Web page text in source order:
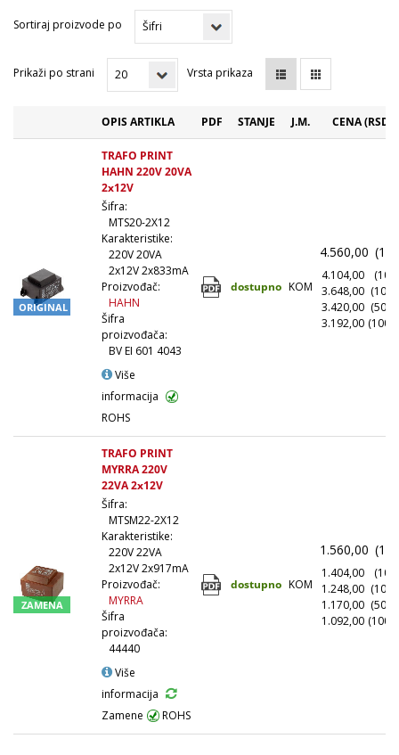
Sortiraj proizvode po
Prikaži po strani Vrsta prikaza
OPIS ARTIKLA PDF STANJE J.M. CENA (RSD)
ORIGINAL
TRAFO PRINT
HAHN 220V 20VA
2x12V
Šifra:
MTS20-2X12
Karakteristike:
220V 20VA
2x12V 2x833mA
Proizvođač:
HAHN
Šifra
proizvođača:
BV EI 601 4043
Više
informacija
ROHS
dostupno KOM
4.560,00 (1+)
4.104,00
(10+)
3.648,00
3.420,00
3.192,00
ZAMENA
TRAFO PRINT
MYRRA 220V
22VA 2x12V
Šifra:
MTSM22-2X12
Karakteristike:
220V 22VA
2x12V 2x917mA
Proizvođač:
MYRRA
Šifra
proizvođača:
44440
Više
informacija
Zamene
ROHS
dostupno KOM
1.560,00 (1+)
1.404,00
(10+)
1.248,00
1.170,00
1.092,00